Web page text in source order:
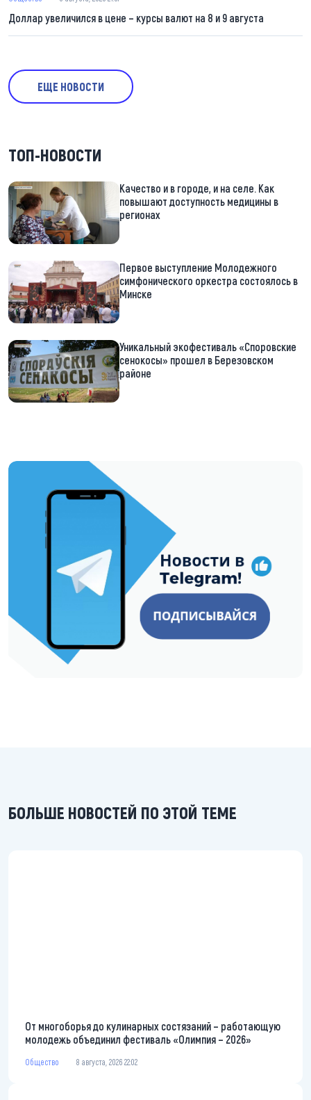
Доллар увеличился в цене – курсы валют на 8 и 9 августа
ЕЩЕ НОВОСТИ
ТОП-НОВОСТИ
Качество и в городе, и на селе. Как
повышают доступность медицины в
регионах
Первое выступление Молодежного
симфонического оркестра состоялось в
Минске
Уникальный экофестиваль «Споровские
сенокосы» прошел в Березовском
районе
https://t.me/minskctvby
БОЛЬШЕ НОВОСТЕЙ ПО ЭТОЙ ТЕМЕ
От многоборья до кулинарных состязаний – работающую
молодежь объединил фестиваль «Олимпия – 2026»
Общество 8 августа, 2026 22:02